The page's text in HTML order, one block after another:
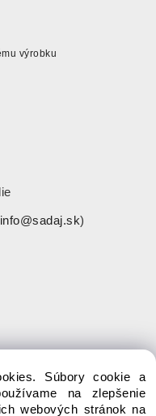
výrobku
info@sadaj.sk)
Súbory cookie a
na zlepšenie
webových stránok na